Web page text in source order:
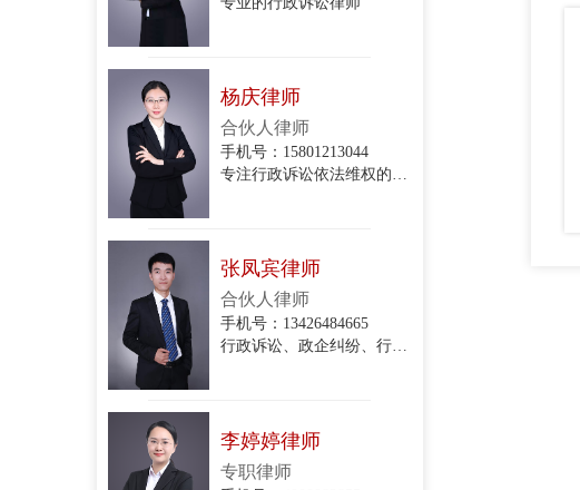
手机号：15801213044
手机号：13426484665
手机号：4000083855
政企纠纷律师团队律师